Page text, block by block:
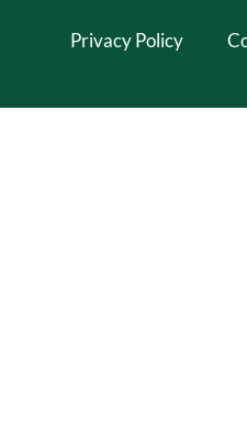
Privacy Policy